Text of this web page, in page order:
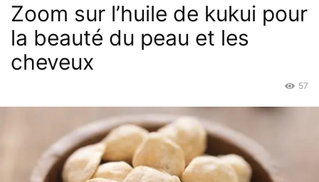
Zoom sur l’huile de kukui pour
la beauté du peau et les
cheveux
57